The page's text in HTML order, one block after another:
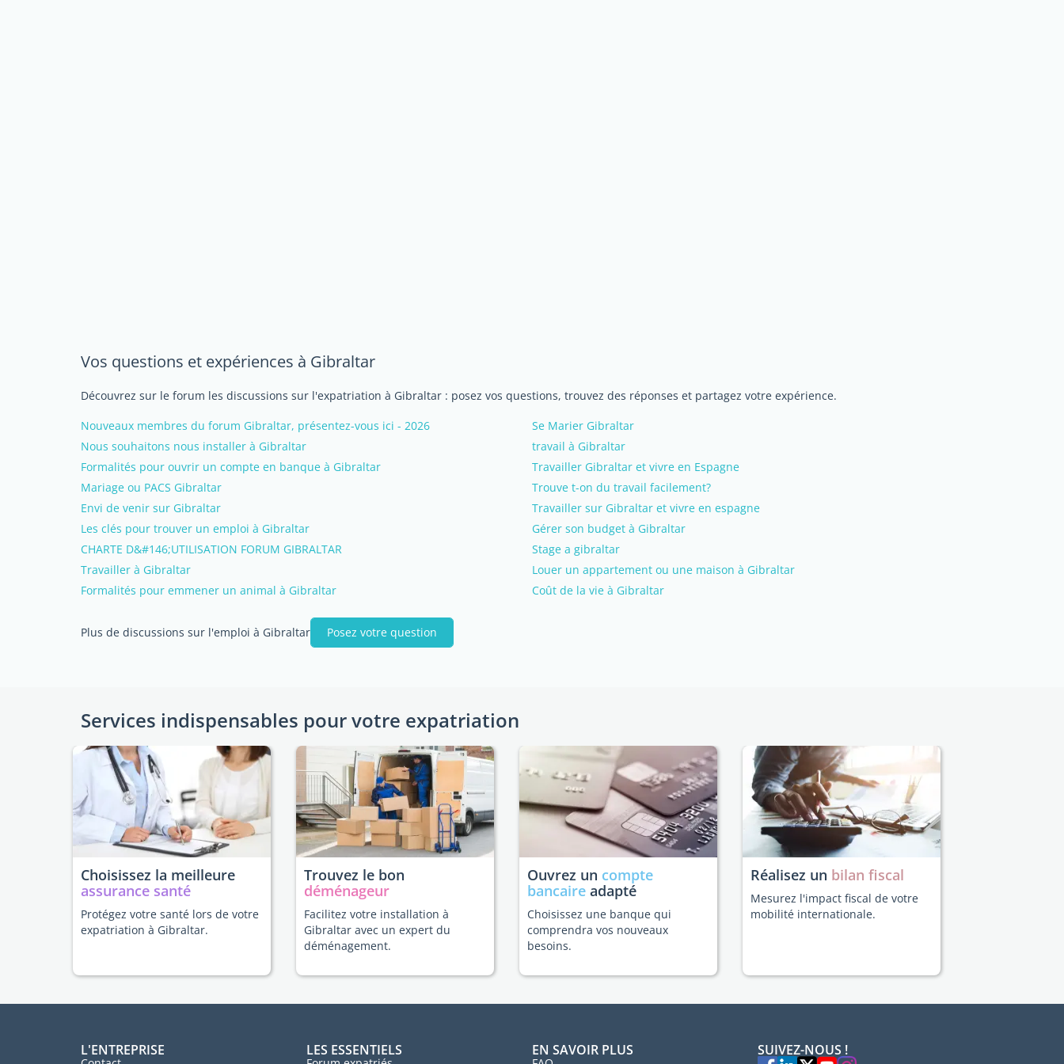
Vos questions et expériences à Gibraltar
Découvrez sur le forum les discussions sur l'expatriation à Gibraltar : posez vos questions, trouvez des réponses et partagez votre expérience.
Nouveaux membres du forum Gibraltar, présentez-vous ici - 2026
Se Marier Gibraltar
Nous souhaitons nous installer à Gibraltar
travail à Gibraltar
Formalités pour ouvrir un compte en banque à Gibraltar
Travailler Gibraltar et vivre en Espagne
Mariage ou PACS Gibraltar
Trouve t-on du travail facilement?
Envi de venir sur Gibraltar
Travailler sur Gibraltar et vivre en espagne
Les clés pour trouver un emploi à Gibraltar
Gérer son budget à Gibraltar
CHARTE D&#146;UTILISATION FORUM GIBRALTAR
Stage a gibraltar
Travailler à Gibraltar
Louer un appartement ou une maison à Gibraltar
Formalités pour emmener un animal à Gibraltar
Coût de la vie à Gibraltar
Plus de discussions sur l'emploi à Gibraltar Posez votre question
Services indispensables pour votre expatriation
Choisissez la meilleure
assurance santé
Protégez votre santé lors de votre
expatriation à Gibraltar.
Trouvez le bon
déménageur
Facilitez votre installation à
Gibraltar avec un expert du
déménagement.
Ouvrez un compte
bancaire adapté
Choisissez une banque qui
comprendra vos nouveaux
besoins.
Réalisez un bilan fiscal
Mesurez l'impact fiscal de votre
mobilité internationale.
L'ENTREPRISE LES ESSENTIELS EN SAVOIR PLUS SUIVEZ-NOUS !